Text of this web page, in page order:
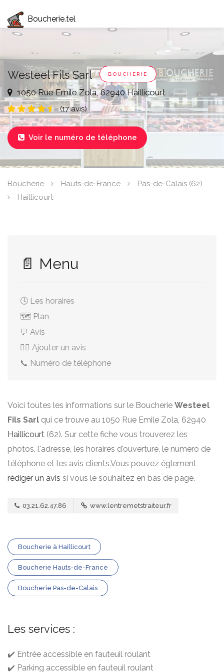
Boucherie.tel
Westeel Fils Sarl BOUCHERIE
1050 Rue Emile Zola, 62940 Haillicourt
(17 avis)
 Voir le numéro de téléphone
Boucherie Hauts-de-France
Pas-de-Calais (62)
Haillicourt
📄 Menu
🕓 Les horaires
🗺️ Plan
💬 Avis
✍🏻 Ajouter un avis
📞 Numéro de téléphone
Voici toutes les informations sur le Boucherie Westeel
Fils Sarl qui ce trouve au 1050 Rue Emile Zola, 62940
Haillicourt (62). Sur cette fiche vous trouverez les
photos, l'adresse, les horaires d'ouverture, le numero de
téléphone et les avis clients.Vous pouvez églement
rédiger un avis si vous le souhaitez en bas de page.
03.21.62.47.86 www.lentremetstraiteur.fr
Boucherie à Haillicourt
Boucherie Hauts-de-France
Boucherie Pas-de-Calais
Les services :
✔️ Entrée accessible en fauteuil roulant
✔️ Parking accessible en fauteuil roulant